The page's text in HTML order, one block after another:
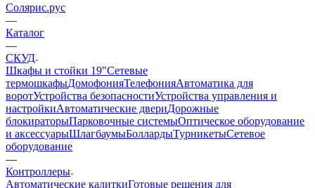
Солярис.рус
—
Каталог
—
СКУД
Шкафы и стойки 19"Сетевые
термошкафыДомофонияТелефонияАвтоматика для
воротУстройства безопасностиУстройства управления и
настройкиАвтоматические двериДорожные
блокираторыПарковочные системыОптическое оборудование
и аксессуарыШлагбаумыБоллардыТурникетыСетевое
оборудование
—
Контроллеры
Автоматические калиткиГотовые решения для